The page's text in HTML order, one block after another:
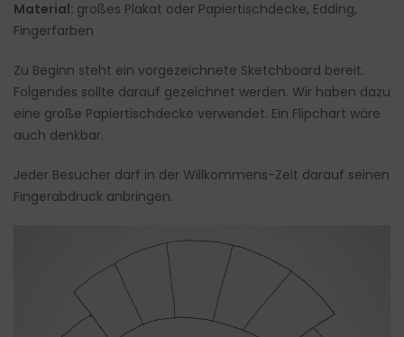
Material: großes Plakat oder Papiertischdecke, Edding,
Fingerfarben
Zu Beginn steht ein vorgezeichnete Sketchboard bereit.
Folgendes sollte darauf gezeichnet werden. Wir haben dazu
eine große Papiertischdecke verwendet. Ein Flipchart wäre
auch denkbar.
Jeder Besucher darf in der Willkommens-Zeit darauf seinen
Fingerabdruck anbringen.